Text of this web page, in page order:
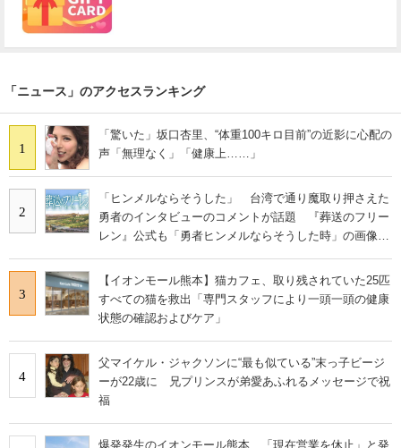
「ニュース」のアクセスランキング
1
「驚いた」坂口杏里、“体重100キロ目前”の近影に心配の
声「無理なく」「健康上……」
2
「ヒンメルならそうした」 台湾で通り魔取り押さえた
勇者のインタビューのコメントが話題 『葬送のフリー
レン』公式も「勇者ヒンメルならそうした時」の画像を
3
【イオンモール熊本】猫カフェ、取り残されていた25匹
すべての猫を救出「専門スタッフにより一頭一頭の健康
状態の確認およびケア」
4
父マイケル・ジャクソンに“最も似ている”末っ子ビージ
ーが22歳に 兄プリンスが弟愛あふれるメッセージで祝
福
爆発発生のイオンモール熊本、「現在営業を休止」と発